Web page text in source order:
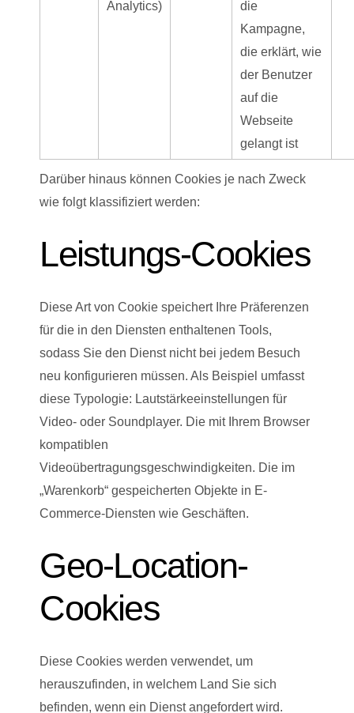
Analytics)
die
Kampagne,
die erklärt, wie
der Benutzer
auf die
Webseite
gelangt ist
Darüber hinaus können Cookies je nach Zweck
wie folgt klassifiziert werden:
Leistungs-Cookies
Diese Art von Cookie speichert Ihre Präferenzen
für die in den Diensten enthaltenen Tools,
sodass Sie den Dienst nicht bei jedem Besuch
neu konfigurieren müssen. Als Beispiel umfasst
diese Typologie: Lautstärkeeinstellungen für
Video- oder Soundplayer. Die mit Ihrem Browser
kompatiblen
Videoübertragungsgeschwindigkeiten. Die im
„Warenkorb“ gespeicherten Objekte in E-
Commerce-Diensten wie Geschäften.
Geo-Location-
Cookies
Diese Cookies werden verwendet, um
herauszufinden, in welchem ​​Land Sie sich
befinden, wenn ein Dienst angefordert wird.